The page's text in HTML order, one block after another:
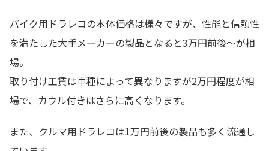
バイク用ドラレコの本体価格は様々ですが、性能と信頼性
を満たした大手メーカーの製品となると3万円前後～が相
場。
取り付け工賃は車種によって異なりますが2万円程度が相
場で、カウル付きはさらに高くなります。
また、クルマ用ドラレコは1万円前後の製品も多く流通し